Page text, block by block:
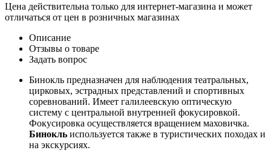
Цена действительна только для интернет-магазина и может
отличаться от цен в розничных магазинах
Описание
Отзывы о товаре
Задать вопрос
Бинокль предназначен для наблюдения театральных,
цирковых, эстрадных представлений и спортивных
соревнований. Имеет галилеевскую оптическую
систему с центральной внутренней фокусировкой.
Фокусировка осуществляется вращением маховичка.
Бинокль используется также в туристических походах и
на экскурсиях.